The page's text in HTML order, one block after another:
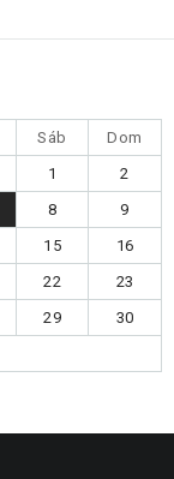
Sáb
Dom
1
2
8
9
15
16
22
23
29
30